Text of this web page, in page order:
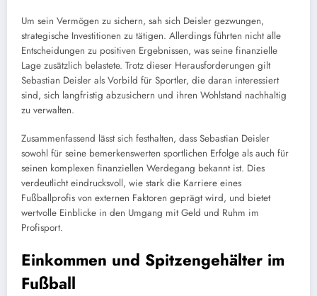
Um sein Vermögen zu sichern, sah sich Deisler gezwungen,
strategische Investitionen zu tätigen. Allerdings führten nicht alle
Entscheidungen zu positiven Ergebnissen, was seine finanzielle
Lage zusätzlich belastete. Trotz dieser Herausforderungen gilt
Sebastian Deisler als Vorbild für Sportler, die daran interessiert
sind, sich langfristig abzusichern und ihren Wohlstand nachhaltig
zu verwalten.
Zusammenfassend lässt sich festhalten, dass Sebastian Deisler
sowohl für seine bemerkenswerten sportlichen Erfolge als auch für
seinen komplexen finanziellen Werdegang bekannt ist. Dies
verdeutlicht eindrucksvoll, wie stark die Karriere eines
Fußballprofis von externen Faktoren geprägt wird, und bietet
wertvolle Einblicke in den Umgang mit Geld und Ruhm im
Profisport.
Einkommen und Spitzengehälter im
Fußball